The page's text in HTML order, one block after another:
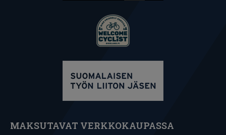
MAKSUTAVAT VERKKOKAUPASSA